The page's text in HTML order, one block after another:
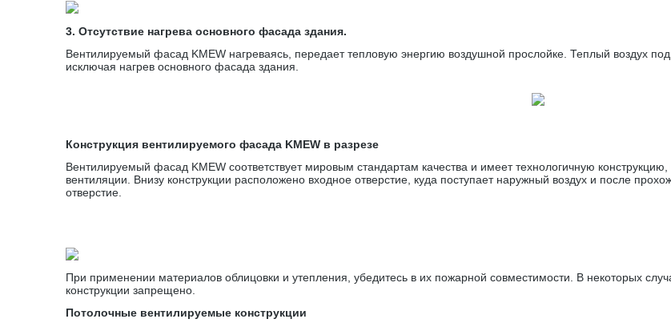
3. Отсутствие нагрева основного фасада здания.
Вентилируемый фасад KMEW нагреваясь, передает тепловую энергию воздушной прослойке. Теплый воздух
исключая нагрев основного фасада здания.
Конструкция вентилируемого фасада KMEW в разрезе
Вентилируемый фасад KMEW соответствует мировым стандартам качества и имеет технологичную
вентиляции. Внизу конструкции расположено входное отверстие, куда поступает наружный воздух и после
отверстие.
При применении материалов облицовки и утепления, убедитесь в их пожарной совместимости. В некоторых
конструкции запрещено.
Потолочные вентилируемые конструкции